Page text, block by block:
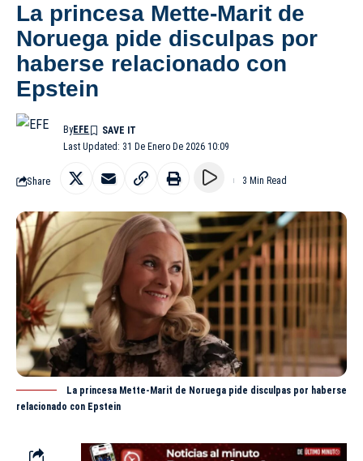
La princesa Mette-Marit de
Noruega pide disculpas por
haberse relacionado con
Epstein
Last Updated: 31 De Enero De 2026 10:09
ByEFE
Share 3 Min Read
La princesa Mette-Marit de Noruega pide disculpas por haberse
relacionado con Epstein